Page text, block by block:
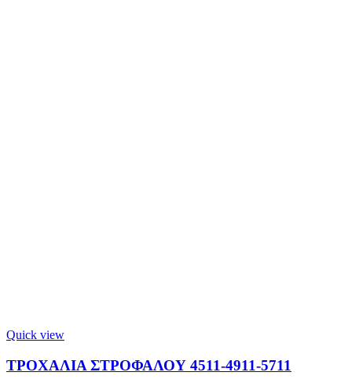
Quick view
ΤΡΟΧΑΛΙΑ ΣΤΡΟΦΑΛΟΥ 4511-4911-5711